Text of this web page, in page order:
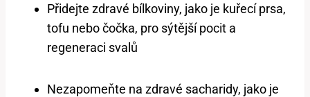
Přidejte zdravé bílkoviny, jako je kuřecí prsa,
tofu nebo čočka, pro sýtější pocit a
regeneraci svalů
Nezapomeňte na zdravé sacharidy, jako je